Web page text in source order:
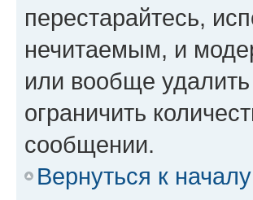
перестарайтесь,
нечитаемым, и
или вообще
ограничить
сообщении.
Вернуться к началу